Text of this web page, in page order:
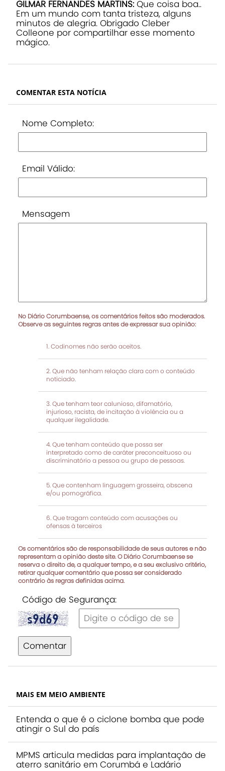
GILMAR FERNANDES MARTINS: Que coisa boa..
Em um mundo com tanta tristeza, alguns
minutos de alegria. Obrigado Cleber
Colleone por compartilhar esse momento
mágico.
COMENTAR ESTA NOTÍCIA
Nome Completo:
Email Válido:
Mensagem
No Diário Corumbaense, os comentários feitos são moderados.
Observe as seguintes regras antes de expressar sua opinião:
Codinomes não serão aceitos.
Que não tenham relação clara com o conteúdo
noticiado.
Que tenham teor calunioso, difamatório,
injurioso, racista, de incitação à violência ou a
qualquer ilegalidade.
Que tenham conteúdo que possa ser
interpretado como de caráter preconceituoso ou
discriminatório a pessoa ou grupo de pessoas.
Que contenham linguagem grosseira, obscena
e/ou pornográfica.
Que tragam conteúdo com acusações ou
ofensas à terceiros
Os comentários são de responsabilidade de seus autores e não
representam a opinião deste site. O Diário Corumbaense se
reserva o direito de, a qualquer tempo, e a seu exclusivo critério,
retirar qualquer comentário que possa ser considerado
contrário às regras definidas acima.
Código de Segurança:
Comentar
MAIS EM MEIO AMBIENTE
Entenda o que é o ciclone bomba que pode
atingir o Sul do país
MPMS articula medidas para implantação de
aterro sanitário em Corumbá e Ladário